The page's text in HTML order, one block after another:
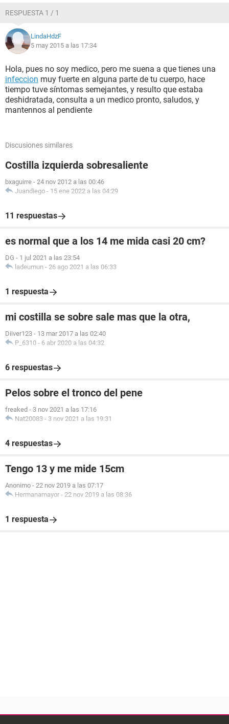
RESPUESTA 1 / 1
LindaHdzF
5 may 2015 a las 17:34
Hola, pues no soy medico, pero me suena a que tienes una
infeccion muy fuerte en alguna parte de tu cuerpo, hace
tiempo tuve síntomas semejantes, y resulto que estaba
deshidratada, consulta a un medico pronto, saludos, y
mantennos al pendiente
Discusiones similares
Costilla izquierda sobresaliente
bxaguirre - 24 nov 2012 a las 00:46
Juandiego - 15 ene 2022 a las 04:29
11 respuestas
es normal que a los 14 me mida casi 20 cm?
DG - 1 jul 2021 a las 23:54
ladeumun - 26 ago 2021 a las 06:33
1 respuesta
mi costilla se sobre sale mas que la otra,
Diiver123 - 13 mar 2017 a las 02:40
P_6310 - 6 abr 2020 a las 04:32
6 respuestas
Pelos sobre el tronco del pene
freaked - 3 nov 2021 a las 17:16
Nat20083 - 3 nov 2021 a las 19:31
4 respuestas
Tengo 13 y me mide 15cm
Anonimo - 22 nov 2019 a las 07:17
Hermanamayor - 22 nov 2019 a las 08:36
1 respuesta